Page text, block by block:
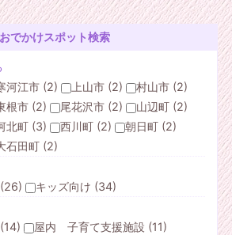
おでかけスポット検索
河江市 (2) 上山市 (2)
村山市 (2)
根市 (2) 尾花沢市 (2)
山辺町 (2)
北町 (3) 西川町 (2)
朝日町 (2)
石田町 (2)
キッズ向け (34)
屋内 子育て支援施設 (11)